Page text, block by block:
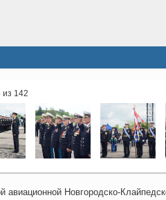
142
Новгородско-